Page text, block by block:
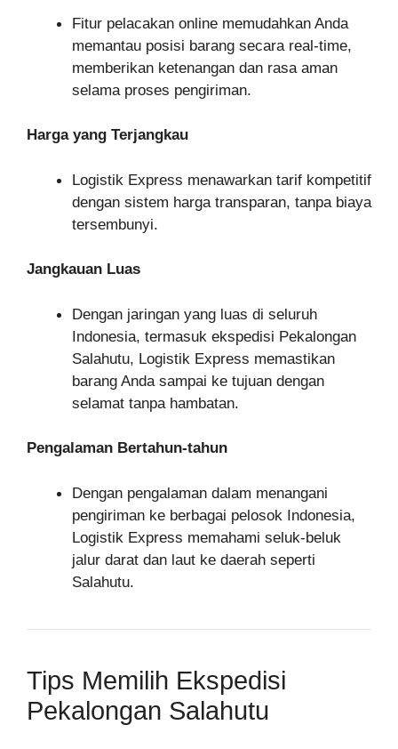
Fitur pelacakan online memudahkan Anda
memantau posisi barang secara real-time,
memberikan ketenangan dan rasa aman
selama proses pengiriman.
Harga yang Terjangkau
Logistik Express menawarkan tarif kompetitif
dengan sistem harga transparan, tanpa biaya
tersembunyi.
Jangkauan Luas
Dengan jaringan yang luas di seluruh
Indonesia, termasuk ekspedisi Pekalongan
Salahutu, Logistik Express memastikan
barang Anda sampai ke tujuan dengan
selamat tanpa hambatan.
Pengalaman Bertahun-tahun
Dengan pengalaman dalam menangani
pengiriman ke berbagai pelosok Indonesia,
Logistik Express memahami seluk-beluk
jalur darat dan laut ke daerah seperti
Salahutu.
Tips Memilih Ekspedisi
Pekalongan Salahutu